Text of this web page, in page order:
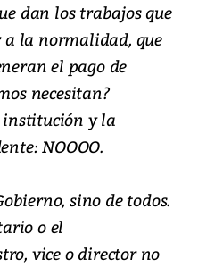
dan los trabajos que
a la normalidad, que
el pago de
necesitan?
y la
NOOOO.
sino de todos.
o el
vice o director no